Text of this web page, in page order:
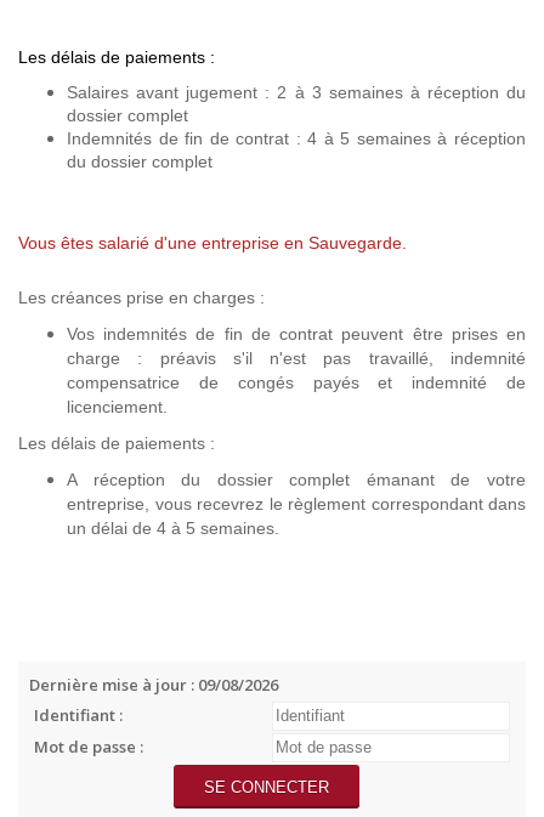
Les délais de paiements :
Salaires avant jugement : 2 à 3 semaines à réception du
dossier complet
Indemnités de fin de contrat : 4 à 5 semaines à réception
du dossier complet
Vous êtes salarié d'une entreprise en Sauvegarde.
Les créances prise en charges :
Vos indemnités de fin de contrat peuvent être prises en
charge : préavis s'il n'est pas travaillé, indemnité
compensatrice de congés payés et indemnité de
licenciement.
Les délais de paiements :
A réception du dossier complet émanant de votre
entreprise, vous recevrez le règlement correspondant dans
un délai de 4 à 5 semaines.
Dernière mise à jour : 09/08/2026
Identifiant :
Mot de passe :